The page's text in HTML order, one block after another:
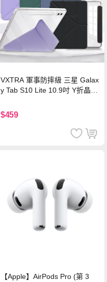
VXTRA 軍事防摔級 三星 Galax
y Tab S10 Lite 10.9吋 Y折晶透
$459
【Apple】AirPods Pro (第 3